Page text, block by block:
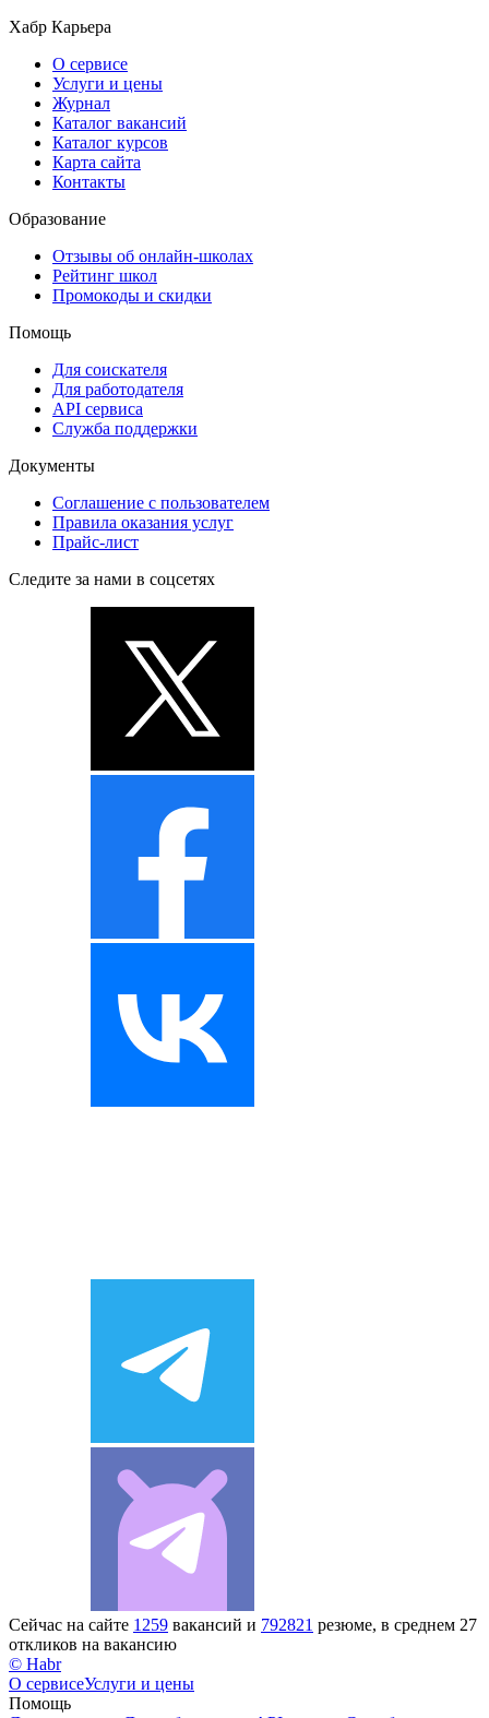
Хабр Карьера
О сервисе
Услуги и цены
Журнал
Каталог вакансий
Каталог курсов
Карта сайта
Контакты
Образование
Отзывы об онлайн-школах
Рейтинг школ
Промокоды и скидки
Помощь
Для соискателя
Для работодателя
API сервиса
Служба поддержки
Документы
Соглашение с пользователем
Правила оказания услуг
Прайс-лист
Следите за нами в соцсетях
Сейчас на сайте 1259 вакансий и 792821 резюме, в среднем 27
откликов на вакансию
© Habr
О сервисеУслуги и цены
Помощь